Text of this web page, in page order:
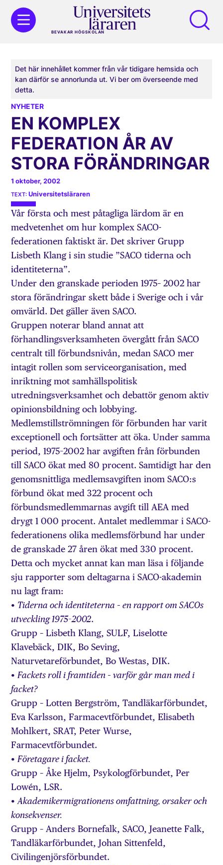
BEVAKAR HÖGSKOLAN
Det här innehållet kommer från vår tidigare hemsida och
kan därför se annorlunda ut. Vi ber om överseende med
detta.
NYHETER
EN KOMPLEX
FEDERATION ÅR AV
STORA FÖRÄNDRINGAR
1 oktober, 2002
Universitetsläraren
Vår första och mest påtagliga lärdom är en
medvetenhet om hur komplex SACO-
federationen faktiskt är. Det skriver Grupp
Lisbeth Klang i sin studie ”SACO tiderna och
identiteterna”.
Under den granskade perioden 1975– 2002 har
stora förändringar skett både i Sverige och i vår
omvärld. Det gäller även SACO.
Gruppen noterar bland annat att
förhandlingsverksamheten övergått från SACO
centralt till förbundsnivån, medan SACO mer
intagit rollen som serviceorganisation, med
inriktning mot samhällspolitisk
utredningsverksamhet och debattör genom aktiv
opinionsbildning och lobbying.
Medlemstillströmningen för förbunden har varit
exceptionell och fortsätter att öka. Under samma
period, 1975–2002 har avgiften från förbunden
till SACO ökat med 80 procent. Samtidigt har den
genomsnittliga medlemsavgiften inom SACO:s
förbund ökat med 322 procent och
förbundsmedlemmarnas avgift till AEA med
drygt 1 000 procent. Antalet medlemmar i SACO-
federationens olika medlemsförbund har under
de granskade 27 åren ökat med 330 procent.
Detta och mycket annat kan man läsa i följande
sju rapporter som deltagarna i SACO-akademin
nu lagt fram:
• Tiderna och identiteterna – en rapport om SACOs
utveckling 1975–2002.
Grupp – Lisbeth Klang, SULF, Liselotte
Klavebäck, DIK, Bo Seving,
Naturvetareförbundet, Bo Westas, DIK.
•Fackets roll i framtiden – varför går man med i
facket?
Grupp – Lotten Bergström, Tandläkarförbundet,
Eva Karlsson, Farmacevtförbundet, Elisabeth
Mohlkert, SRAT, Peter Wurse,
Farmacevtförbundet.
•Företagare i facket.
Grupp – Åke Hjelm, Psykologförbundet, Per
Lowén, LSR.
•Akademikermigrationens omfattning, orsaker och
konsekvenser.
Grupp – Anders Bornefalk, SACO, Jeanette Falk,
Tandläkarförbundet, Johan Sittenfeld,
Civilingenjörsförbundet.